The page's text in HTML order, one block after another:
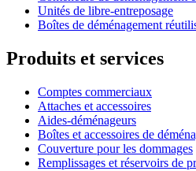
Unités de libre-entreposage
Boîtes de déménagement
Produits et services
Comptes commerciaux
Attaches et accessoires
Aides-déménageurs
Boîtes et accessoires de
Couverture pour les dommages
Remplissages et réservoirs de